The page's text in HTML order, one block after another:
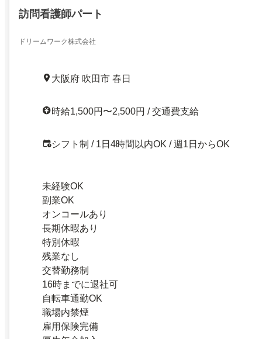
訪問看護師パート
ドリームワーク株式会社
大阪府 吹田市 春日
時給1,500円〜2,500円 / 交通費支給
シフト制 / 1日4時間以内OK / 週1日からOK
未経験OK
副業OK
オンコールあり
長期休暇あり
特別休暇
残業なし
交替勤務制
16時までに退社可
自転車通勤OK
職場内禁煙
雇用保険完備